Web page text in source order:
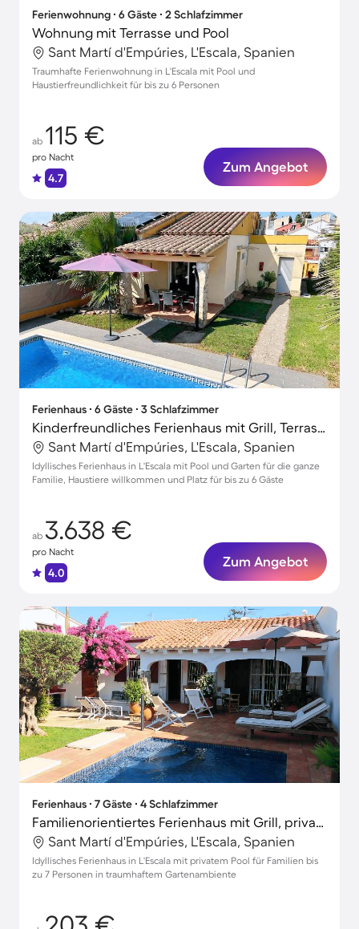
Ferienwohnung ∙ 6 Gäste ∙ 2 Schlafzimmer
Wohnung mit Terrasse und Pool
Sant Martí d'Empúries, L'Escala, Spanien
Traumhafte Ferienwohnung in L'Escala mit Pool und
Haustierfreundlichkeit für bis zu 6 Personen
ab 115 €
pro Nacht
4.7
Zum Angebot
Ferienhaus ∙ 6 Gäste ∙ 3 Schlafzimmer
Kinderfreundliches Ferienhaus mit Grill, Terrasse und Garten | Hunde erlaubt
Sant Martí d'Empúries, L'Escala, Spanien
Idyllisches Ferienhaus in L'Escala mit Pool und Garten für die ganze
Familie, Haustiere willkommen und Platz für bis zu 6 Gäste
ab 3.638 €
pro Nacht
4.0
Zum Angebot
Ferienhaus ∙ 7 Gäste ∙ 4 Schlafzimmer
Familienorientiertes Ferienhaus mit Grill, privatem Pool und Garten
Sant Martí d'Empúries, L'Escala, Spanien
Idyllisches Ferienhaus in L'Escala mit privatem Pool für Familien bis
zu 7 Personen in traumhaftem Gartenambiente